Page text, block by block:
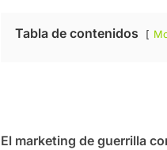
Tabla de contenidos
El marketing de guerrilla